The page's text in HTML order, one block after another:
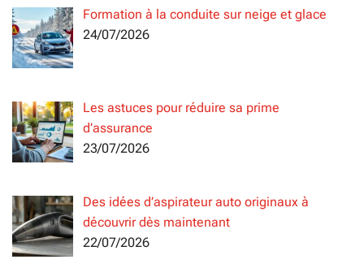
Formation à la conduite sur neige et glace
24/07/2026
Les astuces pour réduire sa prime
d’assurance
23/07/2026
Des idées d’aspirateur auto originaux à
découvrir dès maintenant
22/07/2026